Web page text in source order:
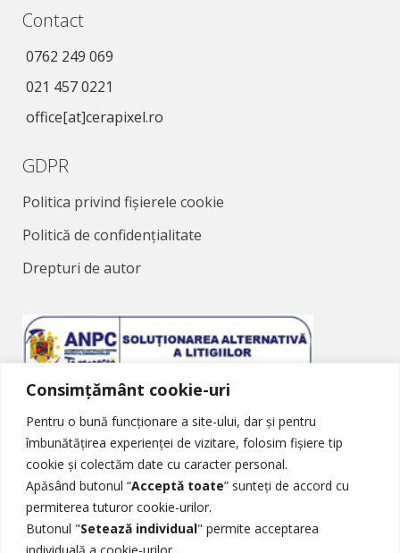
Consimțământ cookie-uri
Pentru o bună funcționare a site-ului, dar și pentru
îmbunătățirea experienței de vizitare, folosim fișiere tip
cookie și colectăm date cu caracter personal.
Apăsând butonul “Acceptă toate” sunteți de accord cu
permiterea tuturor cookie-urilor.
Butonul "Setează individual" permite acceptarea
individuală a cookie-urilor.
Contact
0762 249 069
021 457 0221
office[at]cerapixel.ro
GDPR
Politica privind fișierele cookie
Politică de confidențialitate
Drepturi de autor
Soluționarea Alternativă a Litigiilor